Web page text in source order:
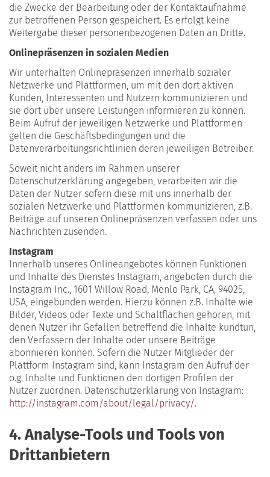
die Zwecke der Bearbeitung oder der Kontaktaufnahme
zur betroffenen Person gespeichert. Es erfolgt keine
Weitergabe dieser personenbezogenen Daten an Dritte.
Onlinepräsenzen in sozialen Medien
Wir unterhalten Onlinepräsenzen innerhalb sozialer
Netzwerke und Plattformen, um mit den dort aktiven
Kunden, Interessenten und Nutzern kommunizieren und
sie dort über unsere Leistungen informieren zu können.
Beim Aufruf der jeweiligen Netzwerke und Plattformen
gelten die Geschäftsbedingungen und die
Datenverarbeitungsrichtlinien deren jeweiligen Betreiber.
Soweit nicht anders im Rahmen unserer
Datenschutzerklärung angegeben, verarbeiten wir die
Daten der Nutzer sofern diese mit uns innerhalb der
sozialen Netzwerke und Plattformen kommunizieren, z.B.
Beiträge auf unseren Onlinepräsenzen verfassen oder uns
Nachrichten zusenden.
Instagram
Innerhalb unseres Onlineangebotes können Funktionen
und Inhalte des Dienstes Instagram, angeboten durch die
Instagram Inc., 1601 Willow Road, Menlo Park, CA, 94025,
USA, eingebunden werden. Hierzu können z.B. Inhalte wie
Bilder, Videos oder Texte und Schaltflächen gehören, mit
denen Nutzer ihr Gefallen betreffend die Inhalte kundtun,
den Verfassern der Inhalte oder unsere Beiträge
abonnieren können. Sofern die Nutzer Mitglieder der
Plattform Instagram sind, kann Instagram den Aufruf der
o.g. Inhalte und Funktionen den dortigen Profilen der
Nutzer zuordnen. Datenschutzerklärung von Instagram:
http://instagram.com/about/legal/privacy/.
4. Analyse-Tools und Tools von
Drittanbietern